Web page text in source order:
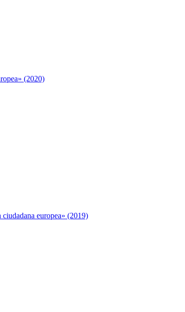
(2020)
europea» (2019)